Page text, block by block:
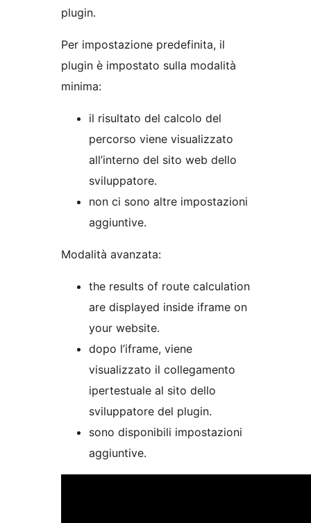
plugin.
Per impostazione predefinita, il
plugin è impostato sulla modalità
minima:
il risultato del calcolo del
percorso viene visualizzato
all’interno del sito web dello
sviluppatore.
non ci sono altre impostazioni
aggiuntive.
Modalità avanzata:
the results of route calculation
are displayed inside iframe on
your website.
dopo l’iframe, viene
visualizzato il collegamento
ipertestuale al sito dello
sviluppatore del plugin.
sono disponibili impostazioni
aggiuntive.